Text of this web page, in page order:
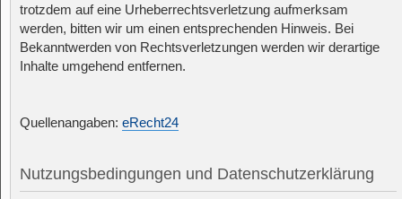
trotzdem auf eine Urheberrechtsverletzung aufmerksam
werden, bitten wir um einen entsprechenden Hinweis. Bei
Bekanntwerden von Rechtsverletzungen werden wir derartige
Inhalte umgehend entfernen.
Quellenangaben: eRecht24
Nutzungsbedingungen und Datenschutzerklärung